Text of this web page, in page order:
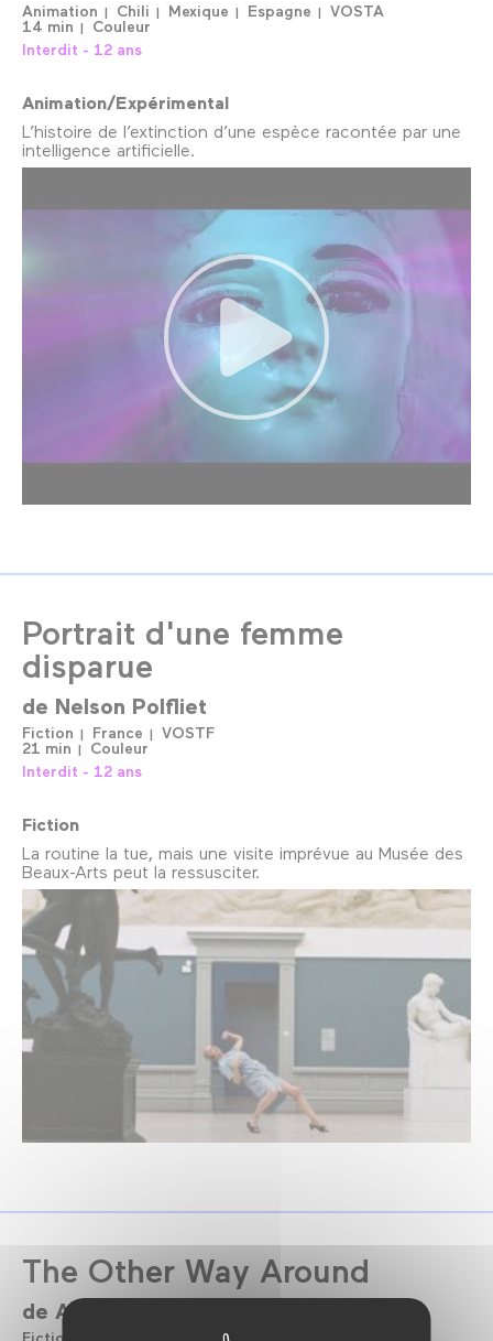
Animation Chili Mexique Espagne
VOSTA
14 min
Couleur
Interdit - 12 ans
Animation/Expérimental
L’histoire de l’extinction d’une espèce racontée par une
intelligence artificielle.
Portrait d'une femme
disparue
de Nelson Polfliet
Fiction France
VOSTF
21 min
Couleur
Interdit - 12 ans
Fiction
La routine la tue, mais une visite imprévue au Musée des
Beaux-Arts peut la ressusciter.
The Other Way Around
de Anna Vasof
Fiction Sans dialogue